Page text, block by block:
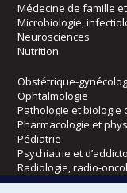
Médecine de famille
Microbiologie,
Neurosciences
Nutrition
Obstétrique-
Ophtalmologie
Pathologie et biologie
Pharmacologie et
Pédiatrie
Psychiatrie et
Radiologie, radio-